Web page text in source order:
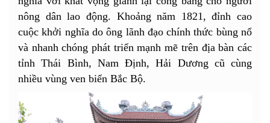
nông dân lao động. Khoảng năm 1821, đỉnh cao
cuộc khởi nghĩa do ông lãnh đạo chính thức bùng nổ
và nhanh chóng phát triển mạnh mẽ trên địa bàn các
tỉnh Thái Bình, Nam Định, Hải Dương cũ cùng
nhiều vùng ven biển Bắc Bộ.